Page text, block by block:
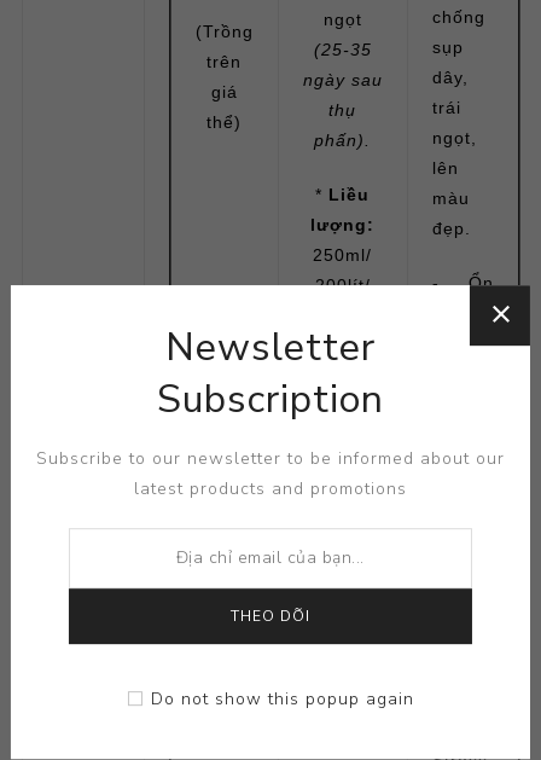
(Trồng
trên
giá
thể)
ngọt
(25-35
ngày sau
thụ
phấn).
* Liều
lượng:
250ml/
200lít/
lần. Tưới
tưới cuối
Địng kỳ
ngày/
tưới.
chống
sụp
dây,
trái
ngọt,
lên
màu
đẹp.
- Ổn
hấp
phân
trên
giá
Newsletter
Subscription
Subscribe to our newsletter to be informed about our
latest products and promotions
THEO DÕI
Do not show this popup again